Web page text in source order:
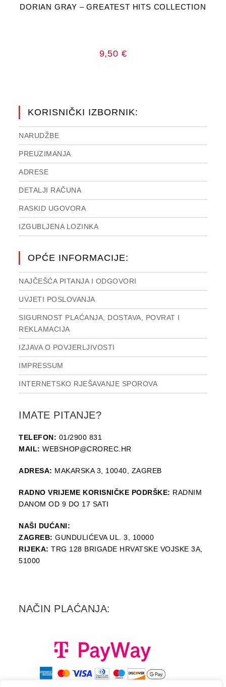
DORIAN GRAY – GREATEST HITS COLLECTION
9,50 €
KORISNIČKI IZBORNIK:
NARUDŽBE
PREUZIMANJA
ADRESE
DETALJI RAČUNA
RASKID UGOVORA
IZGUBLJENA LOZINKA
OPĆE INFORMACIJE:
NAJČEŠĆA PITANJA I ODGOVORI
UVJETI POSLOVANJA
SIGURNOST PLAĆANJA, DOSTAVA, POVRAT I
REKLAMACIJA
IZJAVA O POVJERLJIVOSTI
IMPRESSUM
INTERNETSKO RJEŠAVANJE SPOROVA
IMATE PITANJE?
TELEFON: 01/2900 831
MAIL: WEBSHOP@CROREC.HR
ADRESA: MAKARSKA 3, 10040, ZAGREB
RADNO VRIJEME KORISNIČKE PODRŠKE: RADNIM
DANOM OD 9 DO 17 SATI
NAŠI DUĆANI:
ZAGREB: GUNDULIĆEVA UL. 3, 10000
RIJEKA: TRG 128 BRIGADE HRVATSKE VOJSKE 3A,
51000
NAČIN PLAĆANJA: